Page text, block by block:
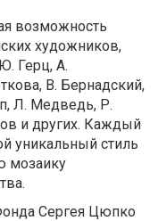
возможность
художников,
Герц, А.
В. Бернадский,
Л. Медведь, Р.
и других. Каждый
уникальный стиль
мозаику
Сергея Цюпко